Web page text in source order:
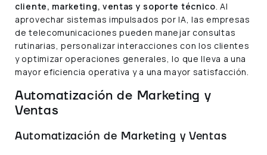
cliente, marketing, ventas y soporte técnico. Al
aprovechar sistemas impulsados por IA, las empresas
de telecomunicaciones pueden manejar consultas
rutinarias, personalizar interacciones con los clientes
y optimizar operaciones generales, lo que lleva a una
mayor eficiencia operativa y a una mayor satisfacción.
Automatización de Marketing y
Ventas
Automatización de Marketing y Ventas